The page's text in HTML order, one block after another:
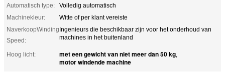
Automatisch type:
Volledig automatisch
Machinekleur:
Witte of per klant vereiste
NaverkoopWinding
Speed:
Ingenieurs die beschikbaar zijn voor het onderhoud van
machines in het buitenland
Hoog licht: met een gewicht van niet meer dan 50 kg,
motor windende machine